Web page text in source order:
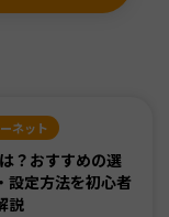
ネット
？おすすめの選
設定方法を初心者
説